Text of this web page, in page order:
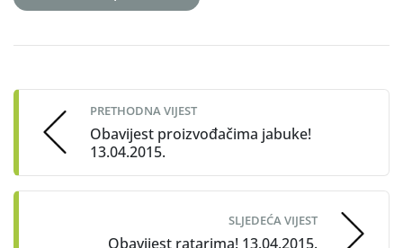
navigation
PRETHODNA VIJEST
Obavijest proizvođačima jabuke!
13.04.2015.
SLJEDEĆA VIJEST
Obavijest ratarima! 13.04.2015.